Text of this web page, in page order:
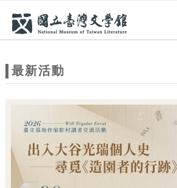
站最新活動